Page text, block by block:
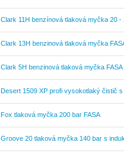
Clark 11H benzínová tlaková myčka 20 -
Clark 13H benzinová tlaková myčka
Clark 5H benzinová tlaková myčka FASA
Desert 1509 XP profi vysokotlaký čistič
Fox tlaková myčka 200 bar FASA
Groove 20 tlaková myčka 140 bar s